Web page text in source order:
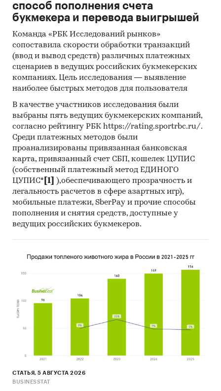
способ пополнения счета
букмекера и перевода выигрышей
Команда «РБК Исследований рынков»
сопоставила скорости обработки транзакций
(ввод и вывод средств) различных платежных
сценариев в ведущих российских букмекерских
компаниях. Цель исследования — выявление
наиболее быстрых методов для пользователя
В качестве участников исследования были
выбраны пять ведущих букмекерских компаний,
согласно рейтингу РБК https://rating.sportrbc.ru/.
Среди платежных методов были
проанализированы привязанная банковская
карта, привязанный счет СБП, кошелек ЦУПИС
(собственный платежный метод ЕДИНОГО
ЦУПИС* [1]
),обеспечивающего прозрачность и
легальность расчетов в сфере азартных игр),
мобильные платежи, SberPay и прочие способы
пополнения и снятия средств, доступные у
ведущих российских букмекеров.
СТАТЬЯ, 5 АВГУСТА 2026
BUSINESSTAT